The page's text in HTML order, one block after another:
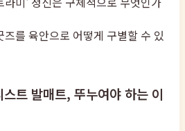
를 육안으로 어떻게 구별할 수 있
트 발매트, 뚜누여야 하는 이